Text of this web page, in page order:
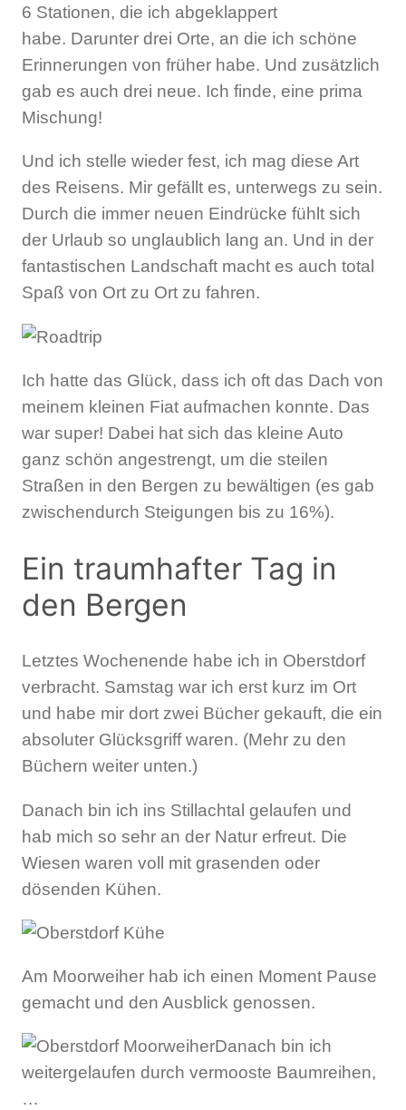
6 Stationen, die ich abgeklappert
habe. Darunter drei Orte, an die ich schöne
Erinnerungen von früher habe. Und zusätzlich
gab es auch drei neue. Ich finde, eine prima
Mischung!
Und ich stelle wieder fest, ich mag diese Art
des Reisens. Mir gefällt es, unterwegs zu sein.
Durch die immer neuen Eindrücke fühlt sich
der Urlaub so unglaublich lang an. Und in der
fantastischen Landschaft macht es auch total
Spaß von Ort zu Ort zu fahren.
Ich hatte das Glück, dass ich oft das Dach von
meinem kleinen Fiat aufmachen konnte. Das
war super! Dabei hat sich das kleine Auto
ganz schön angestrengt, um die steilen
Straßen in den Bergen zu bewältigen (es gab
zwischendurch Steigungen bis zu 16%).
Ein traumhafter Tag in
den Bergen
Letztes Wochenende habe ich in Oberstdorf
verbracht. Samstag war ich erst kurz im Ort
und habe mir dort zwei Bücher gekauft, die ein
absoluter Glücksgriff waren. (Mehr zu den
Büchern weiter unten.)
Danach bin ich ins Stillachtal gelaufen und
hab mich so sehr an der Natur erfreut. Die
Wiesen waren voll mit grasenden oder
dösenden Kühen.
Am Moorweiher hab ich einen Moment Pause
gemacht und den Ausblick genossen.
Danach bin ich
weitergelaufen durch vermooste Baumreihen,
…